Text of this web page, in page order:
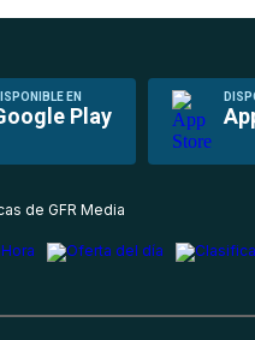
EN
Play
de GFR Media